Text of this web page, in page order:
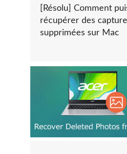
[Résolu] Comment
récupérer des
supprimées sur Mac